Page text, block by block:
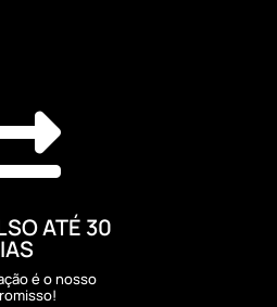
ATÉ 30
é o nosso